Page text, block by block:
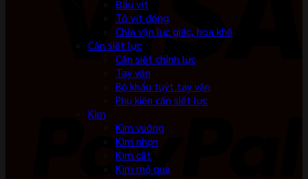
Đầu vít
Tô vít đóng
Chìa vặn lục giác, hoa khế
Cần siết lực
Cần siết chỉnh lực
Tay vặn
Bộ khẩu tuýt tay vặn
Phụ kiện cần siết lực
Kìm
Kìm vuông
Kìm nhọn
Kìm cắt
Kìm mỏ quạ